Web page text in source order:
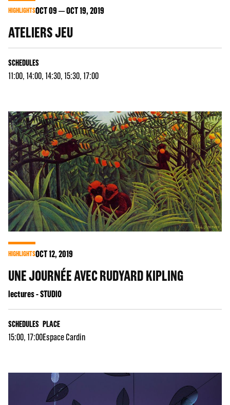
HIGHLIGHTSOCT09 OCT19, 2019
ATELIERS JEU
SCHEDULES
11:00, 14:00, 14:30, 15:30, 17:00
HIGHLIGHTSOCT12, 2019
UNE JOURNÉE AVEC RUDYARD KIPLING
lectures - STUDIO
SCHEDULES
15:00, 17:00
PLACE
Espace Cardin